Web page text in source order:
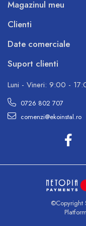
Magazinul meu
Clienti
Date comerciale
Suport clienti
Luni - Vineri: 9:00 -
0726 802 707
comenzi@ekoinstal.ro
©Copyright